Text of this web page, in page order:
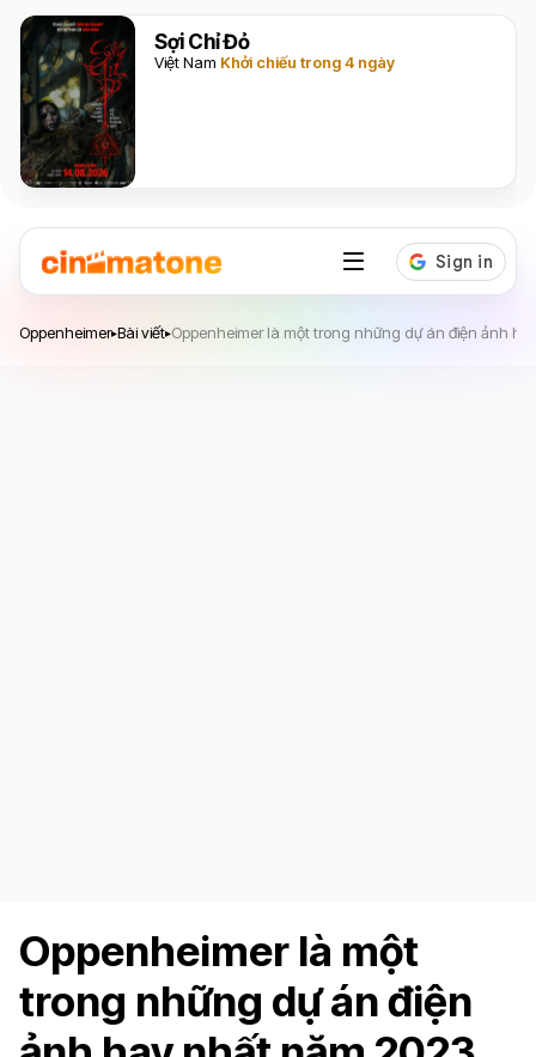
Sợi Chỉ Đỏ
Việt Nam Khởi chiếu trong 4 ngày
Oppenheimer▸Bài viết▸Oppenheimer là một trong những dự án điện ảnh
Oppenheimer là một
trong những dự án điện